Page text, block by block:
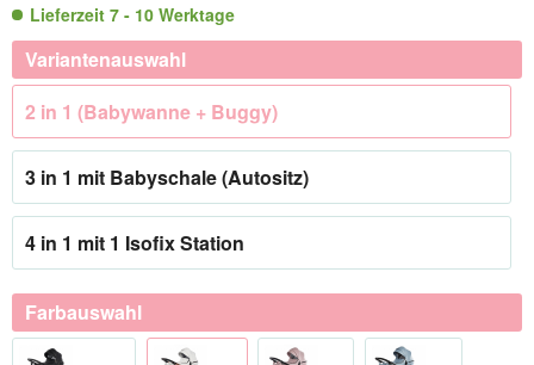
Lieferzeit 7 - 10 Werktage
Variantenauswahl
2 in 1 (Babywanne + Buggy)
3 in 1 mit Babyschale (Autositz)
4 in 1 mit 1 Isofix Station
Farbauswahl